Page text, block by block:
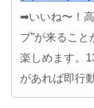
➡いいね〜！
プ”が来るこ
楽しめます。
があれば即行